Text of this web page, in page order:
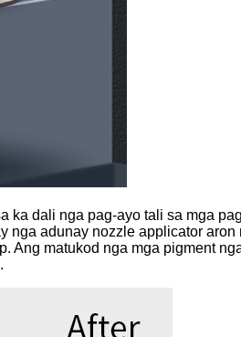
dali nga pag-ayo tali sa mga
adunay nozzle applicator
matukod nga mga pigment